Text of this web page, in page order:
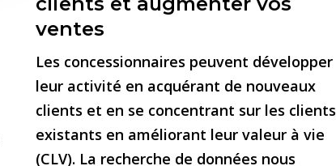
ventes
Les concessionnaires peuvent développer
leur activité en acquérant de nouveaux
clients et en se concentrant sur les clients
existants en améliorant leur valeur à vie
(CLV). La recherche de données nous